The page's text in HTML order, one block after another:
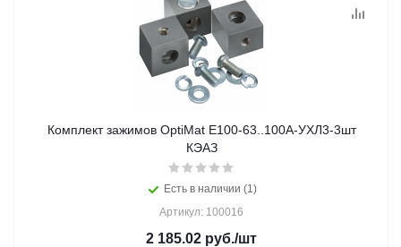
Комплект зажимов OptiMat E100-63..100А-УХЛ3-3шт
КЭАЗ
Есть в наличии (1)
Артикул: 100016
2 185.02 руб./шт